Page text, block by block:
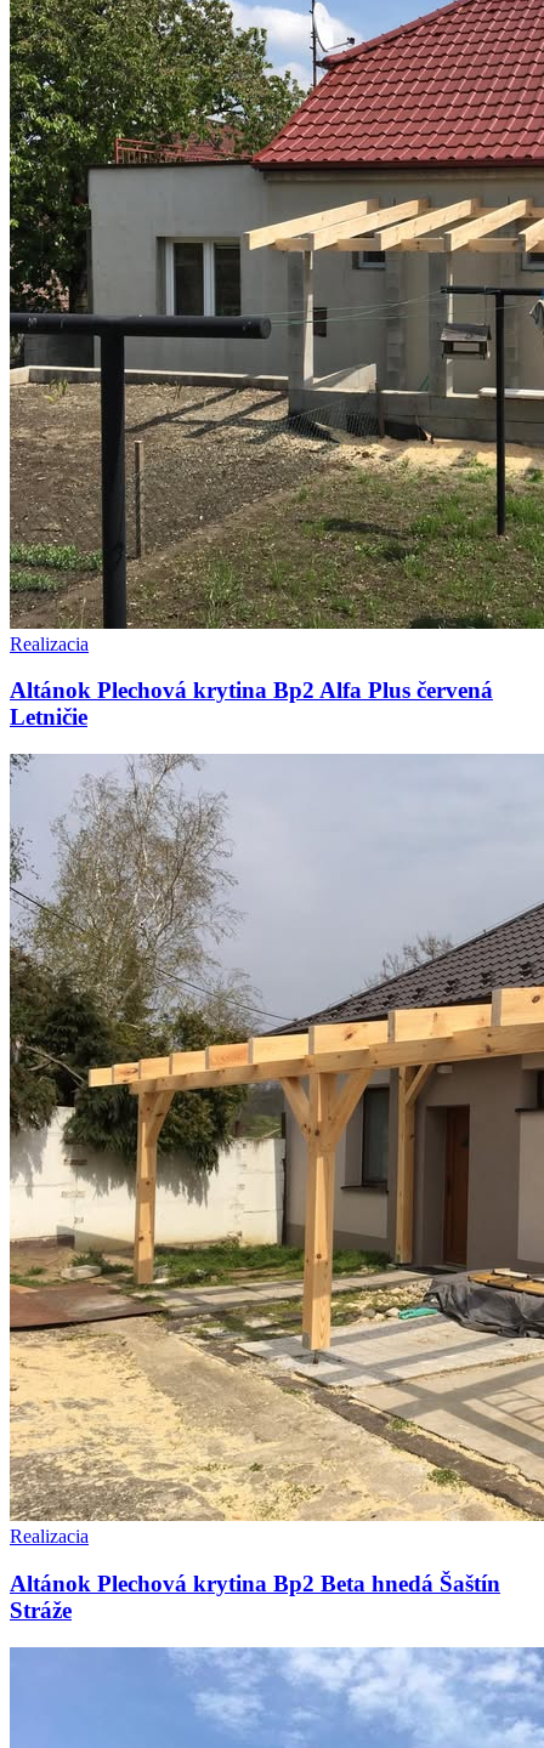
Realizacia
Altánok Plechová krytina Bp2 Alfa Plus červená
Letničie
Realizacia
Altánok Plechová krytina Bp2 Beta hnedá Šaštín
Stráže